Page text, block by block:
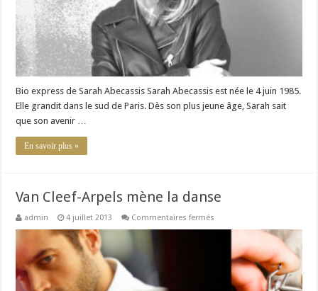
Bio express de Sarah Abecassis Sarah Abecassis est née le 4 juin 1985.
Elle grandit dans le sud de Paris. Dès son plus jeune âge, Sarah sait
que son avenir …
En savoir plus »
Van Cleef-Arpels mène la danse
admin 4 juillet 2013 Commentaires fermés
mène
danse